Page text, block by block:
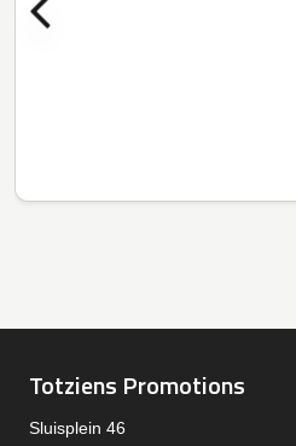
Totziens Promotions
Sluisplein 46